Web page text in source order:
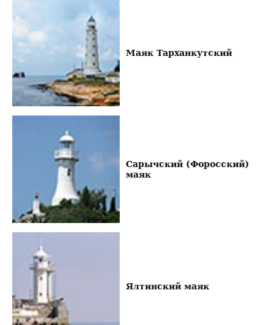
Маяк Тарханкутский
Сарычский (Форосский)
маяк
Ялтинский маяк